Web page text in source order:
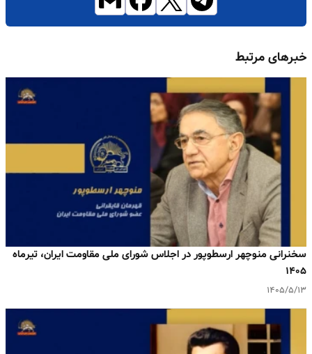
خبرهای مرتبط
سخنرانی منوچهر ارسطوپور در اجلاس شورای ملی مقاومت ایران، تیرماه
۱۴۰۵
۱۴۰۵/۵/۱۳